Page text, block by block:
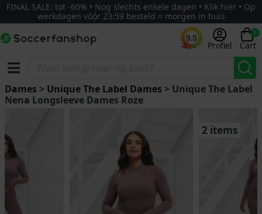
FINAL SALE: tot -60% • Nog slechts enkele dagen • Klik hier • Op
werkdagen vóór 23:59 besteld = morgen in huis
9.5
Profiel
0
Cart
Dames > Unique The Label Dames > Unique The Label
Nena Longsleeve Dames Roze
2 items